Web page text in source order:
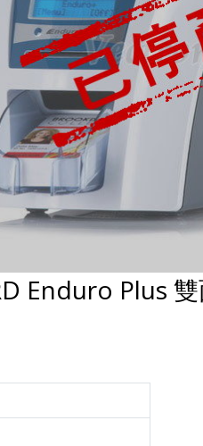
Enduro Plus